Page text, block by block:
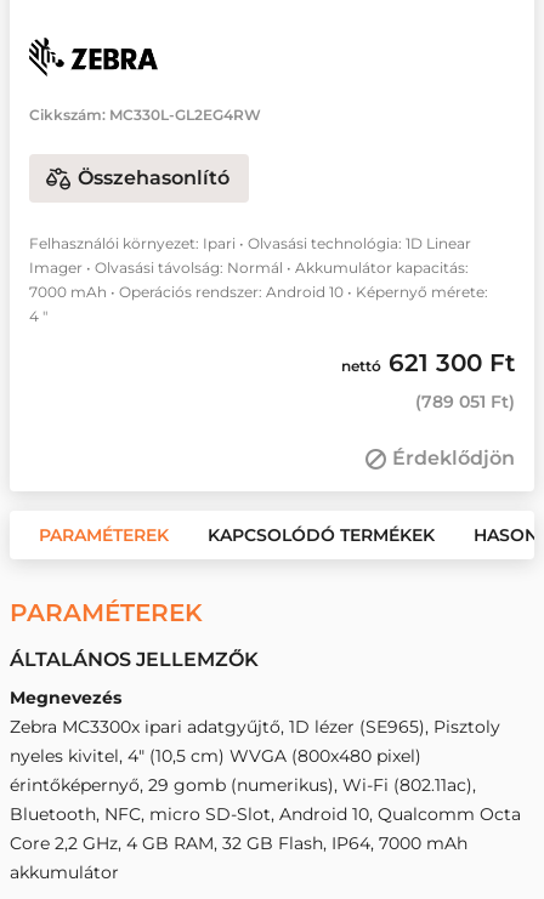
Cikkszám: MC330L-GL2EG4RW
Összehasonlító
Felhasználói környezet: Ipari • Olvasási technológia: 1D Linear
Imager • Olvasási távolság: Normál • Akkumulátor kapacitás:
7000 mAh • Operációs rendszer: Android 10 • Képernyő mérete:
4 "
nettó 621 300 Ft
(789 051 Ft)
Érdeklődjön
PARAMÉTEREK KAPCSOLÓDÓ TERMÉKEK
PARAMÉTEREK
ÁLTALÁNOS JELLEMZŐK
Megnevezés
Zebra MC3300x ipari adatgyűjtő, 1D lézer (SE965), Pisztoly
nyeles kivitel, 4" (10,5 cm) WVGA (800x480 pixel)
érintőképernyő, 29 gomb (numerikus), Wi-Fi (802.11ac),
Bluetooth, NFC, micro SD-Slot, Android 10, Qualcomm Octa
Core 2,2 GHz, 4 GB RAM, 32 GB Flash, IP64, 7000 mAh
akkumulátor